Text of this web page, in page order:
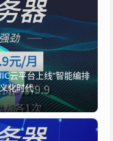
云平台上线“智能编排
化时代